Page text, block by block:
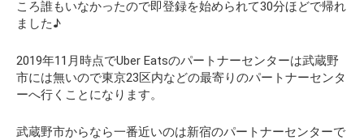
ころ誰もいなかったので即登録を始められて30分ほどで帰れ
ました♪
2019年11月時点でUber Eatsのパートナーセンターは武蔵野
市には無いので東京23区内などの最寄りのパートナーセンタ
ーへ行くことになります。
武蔵野市からなら一番近いのは新宿のパートナーセンターで